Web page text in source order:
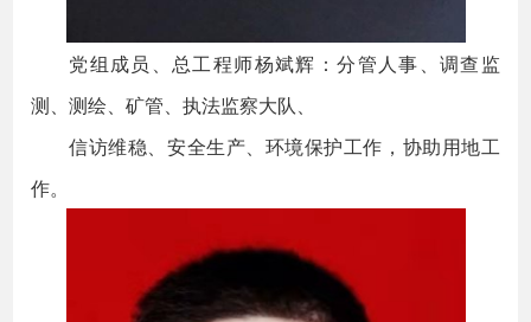
党组成员、总工程师杨斌辉：分管人事、调查监
测、测绘、矿管、执法监察大队、
信访维稳、安全生产、环境保护工作，协助用地工
作。